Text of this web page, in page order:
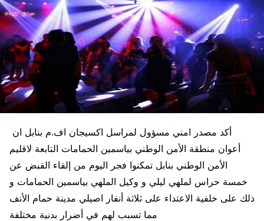
أعوان منطقة الأمن الوطني بياسمين الحمامات التابعة لاقليم
الأمن الوطني بنابل تمكنوا فجر اليوم من إلقاء القبض عن
خمسة حراس لملهي ليلي و وكيل الملهي بياسمين الحمامات و
ذلك على خلفية الاعتداء على ثلاثة أنفار اصيلي مدينة حمام الأنف
مما تسبب لهم في أضرار بدنية مختلفة